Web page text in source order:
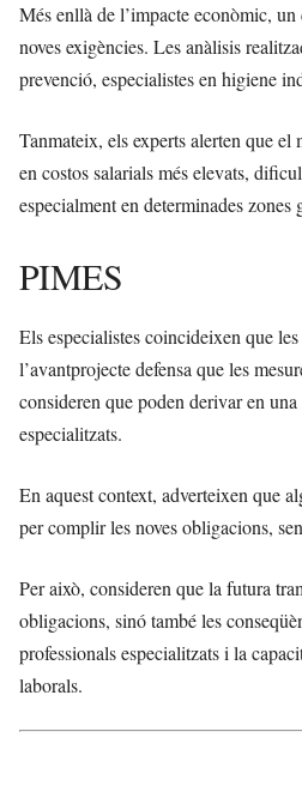
Més enllà de l’impacte econòmic,
noves exigències. Les anàlisis
prevenció, especialistes en higiene
Tanmateix, els experts alerten que
en costos salarials més elevats,
especialment en determinades
PIMES
Els especialistes coincideixen que
l’avantprojecte defensa que les
consideren que poden derivar en
especialitzats.
En aquest context, adverteixen que
per complir les noves obligacions,
Per això, consideren que la futura
obligacions, sinó també les
professionals especialitzats i la
laborals.